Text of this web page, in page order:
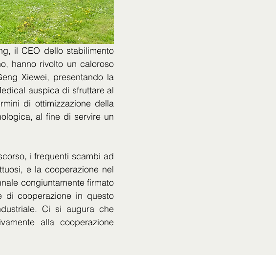
il CEO dello stabilimento
hanno rivolto un caloroso
Xiewei, presentando la
auspica di sfruttare al
di ottimizzazione della
al fine di servire un
i frequenti scambi ad
e la cooperazione nel
congiuntamente firmato
di cooperazione in questo
Ci si augura che
alla cooperazione